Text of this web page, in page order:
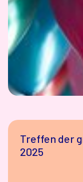
Treffen der
2025